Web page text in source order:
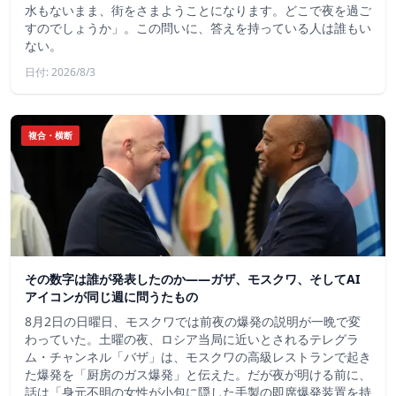
水もないまま、街をさまようことになります。どこで夜を過ご
すのでしょうか」。この問いに、答えを持っている人は誰もい
ない。
日付: 2026/8/3
複合・横断
その数字は誰が発表したのか——ガザ、モスクワ、そしてAI
アイコンが同じ週に問うたもの
8月2日の日曜日、モスクワでは前夜の爆発の説明が一晩で変
わっていた。土曜の夜、ロシア当局に近いとされるテレグラ
ム・チャンネル「バザ」は、モスクワの高級レストランで起き
た爆発を「厨房のガス爆発」と伝えた。だが夜が明ける前に、
話は「身元不明の女性が小包に隠した手製の即席爆発装置を持